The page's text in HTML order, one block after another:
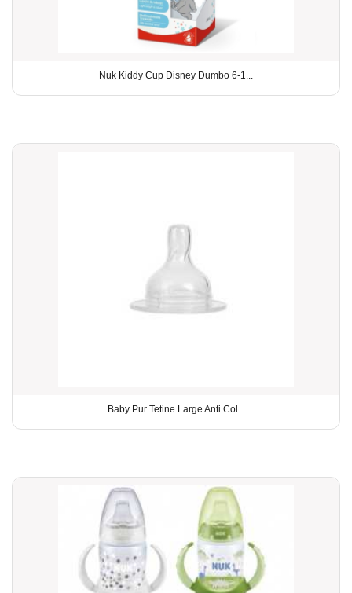
Nuk Kiddy Cup Disney Dumbo 6-1...
Baby Pur Tetine Large Anti Col...